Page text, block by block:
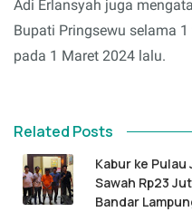
Adi Erlansyah juga
Bupati Pringsewu selama
pada 1 Maret 2024 lalu.
Related Posts
Kabur ke Pulau
Sawah Rp23
Bandar